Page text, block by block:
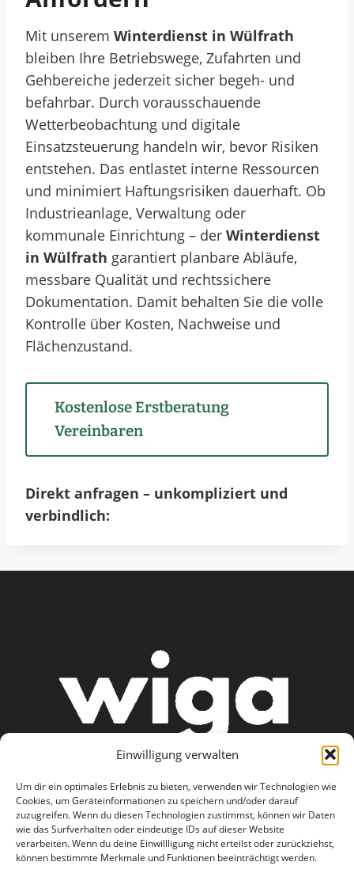
Einwilligung verwalten
Um dir ein optimales Erlebnis zu bieten, verwenden wir Technologien wie
Cookies, um Geräteinformationen zu speichern und/oder darauf
zuzugreifen. Wenn du diesen Technologien zustimmst, können wir Daten
wie das Surfverhalten oder eindeutige IDs auf dieser Website
verarbeiten. Wenn du deine Einwillligung nicht erteilst oder zurückziehst,
können bestimmte Merkmale und Funktionen beeinträchtigt werden.
Mit unserem Winterdienst in Wülfrath
bleiben Ihre Betriebswege, Zufahrten und
Gehbereiche jederzeit sicher begeh- und
befahrbar. Durch vorausschauende
Wetterbeobachtung und digitale
Einsatzsteuerung handeln wir, bevor Risiken
entstehen. Das entlastet interne Ressourcen
und minimiert Haftungsrisiken dauerhaft. Ob
Industrieanlage, Verwaltung oder
kommunale Einrichtung – der Winterdienst
in Wülfrath garantiert planbare Abläufe,
messbare Qualität und rechtssichere
Dokumentation. Damit behalten Sie die volle
Kontrolle über Kosten, Nachweise und
Flächenzustand.
Kostenlose Erstberatung
Vereinbaren
Direkt anfragen – unkompliziert und
verbindlich:
AGB
Datenschutzerklärung
Haftungsausschluss
Impressum